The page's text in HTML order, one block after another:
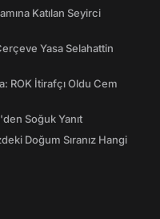
Katılan Seyirci
Yasa Selahattin
ROK İtirafçı Oldu Cem
Soğuk Yanıt
Doğum Sıranız Hangi